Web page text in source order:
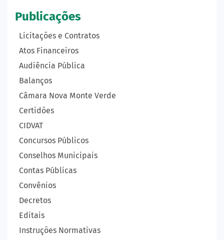
Publicações
Licitações e Contratos
Atos Financeiros
Audiência Pública
Balanços
Câmara Nova Monte Verde
Certidões
CIDVAT
Concursos Públicos
Conselhos Municipais
Contas Públicas
Convênios
Decretos
Editais
Instruções Normativas